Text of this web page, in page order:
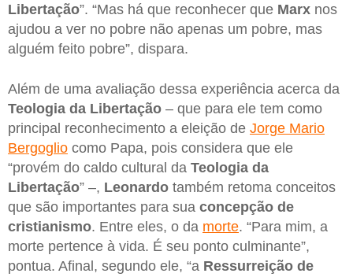
Libertação”. “Mas há que reconhecer que Marx nos
ajudou a ver no pobre não apenas um pobre, mas
alguém feito pobre”, dispara.
Além de uma avaliação dessa experiência acerca da
Teologia da Libertação – que para ele tem como
principal reconhecimento a eleição de Jorge Mario
Bergoglio como Papa, pois considera que ele
“provém do caldo cultural da Teologia da
Libertação” –, Leonardo também retoma conceitos
que são importantes para sua concepção de
cristianismo. Entre eles, o da morte. “Para mim, a
morte pertence à vida. É seu ponto culminante”,
pontua. Afinal, segundo ele, “a Ressurreição de